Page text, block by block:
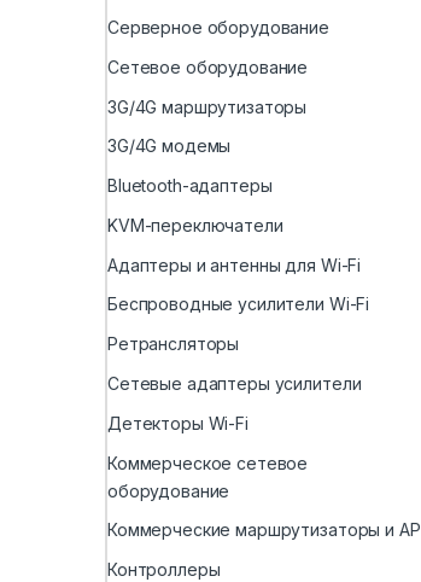
Серверное оборудование
Сетевое оборудование
3G/4G маршрутизаторы
3G/4G модемы
Bluetooth-адаптеры
KVM-переключатели
Адаптеры и антенны для Wi-Fi
Беспроводные усилители Wi-Fi
Ретрансляторы
Сетевые адаптеры усилители
Детекторы Wi-Fi
Коммерческое сетевое
оборудование
Коммерческие маршрутизаторы и AP
Контроллеры